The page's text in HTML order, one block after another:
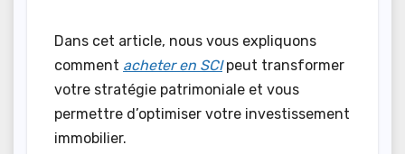
Dans cet article, nous vous expliquons
comment acheter en SCIpeut transformer
votre stratégie patrimoniale et vous
permettre d’optimiser votre investissement
immobilier.